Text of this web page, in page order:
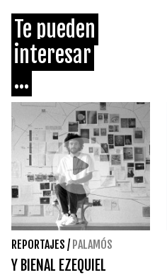
Te pueden
interesar
...
REPORTAJES / PALAMÓS
Y BIENAL EZEQUIEL